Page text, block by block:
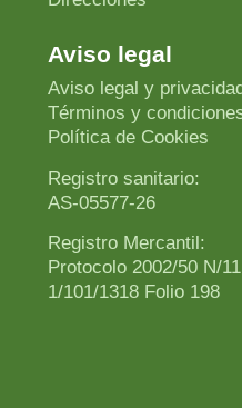
Aviso legal
Aviso legal y privacidad
Términos y
Política de Cookies
Registro sanitario:
AS-05577-26
Registro Mercantil:
Protocolo 2002/50 N/
1/101/1318 Folio 198